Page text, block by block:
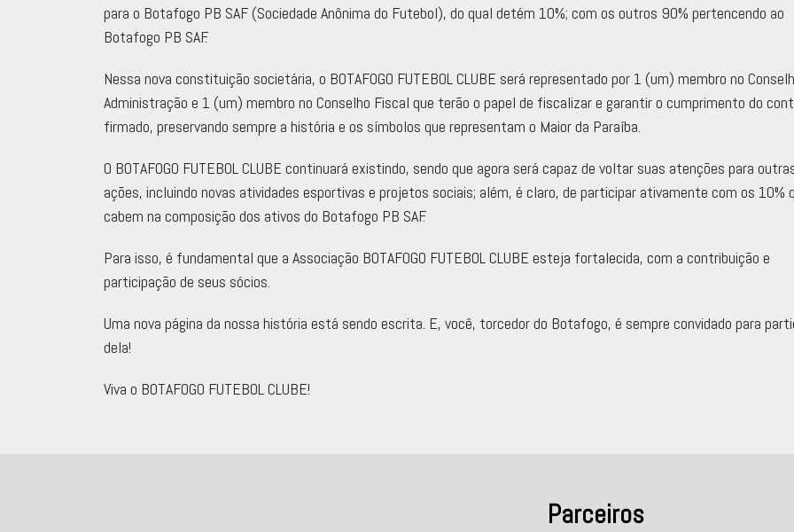
para o Botafogo PB SAF (Sociedade Anônima do Futebol), do qual detém 10%; com os outros 90% pertencendo ao
Botafogo PB SAF.
Nessa nova constituição societária, o BOTAFOGO FUTEBOL CLUBE será representado por 1 (um) membro no
Administração e 1 (um) membro no Conselho Fiscal que terão o papel de fiscalizar e garantir o cumprimento do
firmado, preservando sempre a história e os símbolos que representam o Maior da Paraíba.
O BOTAFOGO FUTEBOL CLUBE continuará existindo, sendo que agora será capaz de voltar suas atenções para
ações, incluindo novas atividades esportivas e projetos sociais; além, é claro, de participar ativamente com os 10%
cabem na composição dos ativos do Botafogo PB SAF.
Para isso, é fundamental que a Associação BOTAFOGO FUTEBOL CLUBE esteja fortalecida, com a contribuição e
participação de seus sócios.
Uma nova página da nossa história está sendo escrita. E, você, torcedor do Botafogo, é sempre convidado para
dela!
Viva o BOTAFOGO FUTEBOL CLUBE!
Parceiros